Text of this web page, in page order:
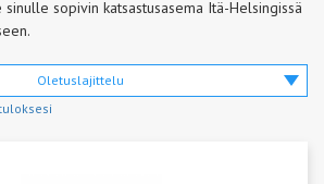
sopivin katsastusasema Itä-Helsingissä
Oletuslajittelu